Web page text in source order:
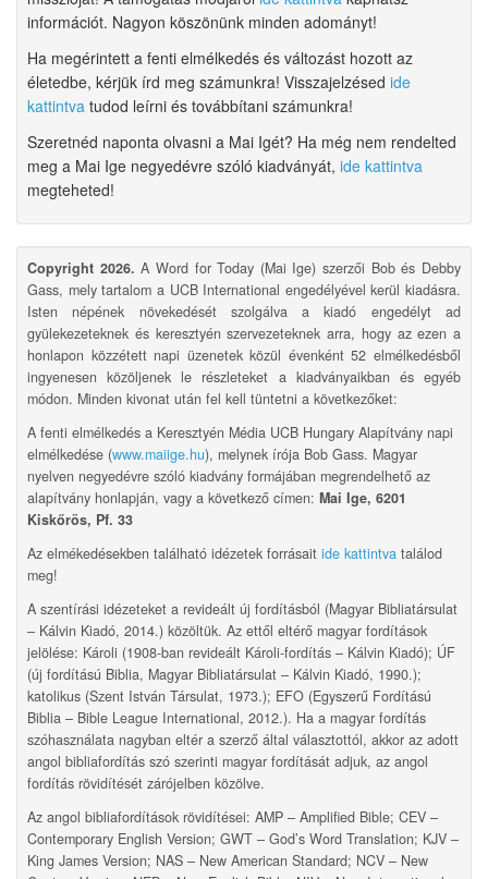
információt. Nagyon köszönünk minden adományt!
Ha megérintett a fenti elmélkedés és változást hozott az
életedbe, kérjük írd meg számunkra! Visszajelzésed ide
kattintva tudod leírni és továbbítani számunkra!
Szeretnéd naponta olvasni a Mai Igét? Ha még nem rendelted
meg a Mai Ige negyedévre szóló kiadványát, ide kattintva
megteheted!
Copyright 2026. A Word for Today (Mai Ige) szerzői Bob és Debby
Gass, mely tartalom a UCB International engedélyével kerül kiadásra.
Isten népének növekedését szolgálva a kiadó engedélyt ad
gyülekezeteknek és keresztyén szervezeteknek arra, hogy az ezen a
honlapon közzétett napi üzenetek közül évenként 52 elmélkedésből
ingyenesen közöljenek le részleteket a kiadványaikban és egyéb
módon. Minden kivonat után fel kell tüntetni a következőket:
A fenti elmélkedés a Keresztyén Média UCB Hungary Alapítvány napi
elmélkedése (www.maiige.hu), melynek írója Bob Gass. Magyar
nyelven negyedévre szóló kiadvány formájában megrendelhető az
alapítvány honlapján, vagy a következő címen: Mai Ige, 6201
Kiskőrös, Pf. 33
Az elmékedésekben található idézetek forrásait ide kattintva találod
meg!
A szentírási idézeteket a revideált új fordításból (Magyar Bibliatársulat
– Kálvin Kiadó, 2014.) közöltük. Az ettől eltérő magyar fordítások
jelölése: Károli (1908-ban revideált Károli-fordítás – Kálvin Kiadó); ÚF
(új fordítású Biblia, Magyar Bibliatársulat – Kálvin Kiadó, 1990.);
katolikus (Szent István Társulat, 1973.); EFO (Egyszerű Fordítású
Biblia – Bible League International, 2012.). Ha a magyar fordítás
szóhasználata nagyban eltér a szerző által választottól, akkor az adott
angol bibliafordítás szó szerinti magyar fordítását adjuk, az angol
fordítás rövidítését zárójelben közölve.
Az angol bibliafordítások rövidítései: AMP – Amplified Bible; CEV –
Contemporary English Version; GWT – God’s Word Translation; KJV –
King James Version; NAS – New American Standard; NCV – New